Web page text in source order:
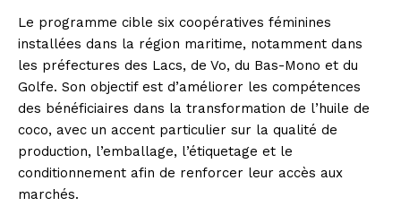
Le programme cible six coopératives féminines
installées dans la région maritime, notamment dans
les préfectures des Lacs, de Vo, du Bas-Mono et du
Golfe. Son objectif est d’améliorer les compétences
des bénéficiaires dans la transformation de l’huile de
coco, avec un accent particulier sur la qualité de
production, l’emballage, l’étiquetage et le
conditionnement afin de renforcer leur accès aux
marchés.